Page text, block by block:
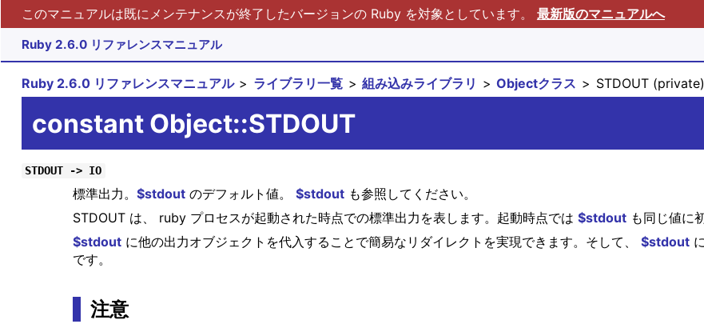
このマニュアルは既にメンテナンスが終了したバージョンの Ruby を対象としています。 最新版のマニュアルへ
Ruby 2.6.0 リファレンスマニュアル
Ruby 2.6.0 リファレンスマニュアル ライブラリ一覧 組み込みライブラリ Objectクラス STDOUT (private)
constant Object::STDOUT
STDOUT -> IO
標準出力。 $stdoutのデフォルト値。 $stdoutも参照してください。
STDOUT は、 ruby プロセスが起動された時点での標準出力を表します。起動時点では $stdoutも同じ値に
$stdoutに他の出力オブジェクトを代入することで簡易なリダイレクトを実現できます。そして、 $stdout
です。
注意